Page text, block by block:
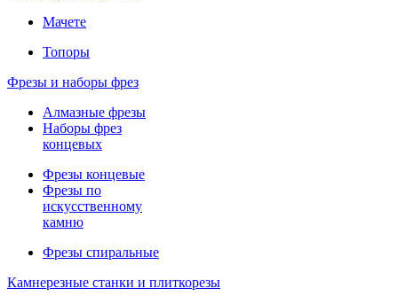
Мачете
Топоры
Фрезы и наборы фрез
Алмазные фрезы
Наборы фрез
концевых
Фрезы концевые
Фрезы по
искусственному
камню
Фрезы спиральные
Камнерезные станки и плиткорезы